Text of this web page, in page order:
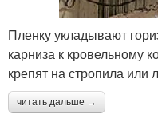
Пленку укладывают
карниза к кровельному
крепят на стропила или
читать дальше →